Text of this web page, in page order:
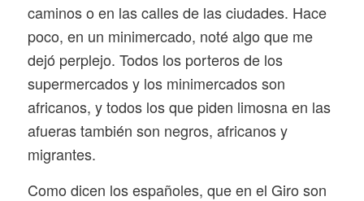
caminos o en las calles de las ciudades. Hace
poco, en un minimercado, noté algo que me
dejó perplejo. Todos los porteros de los
supermercados y los minimercados son
africanos, y todos los que piden limosna en las
afueras también son negros, africanos y
migrantes.
Como dicen los españoles, que en el Giro son